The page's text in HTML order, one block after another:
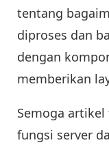
tentang
diproses dan
dengan
memberikan
Semoga
fungsi server